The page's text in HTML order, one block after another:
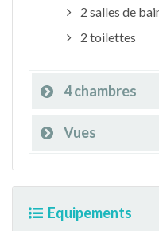
2 salles de
2 toilettes
4 chambres
Vues
Equipements